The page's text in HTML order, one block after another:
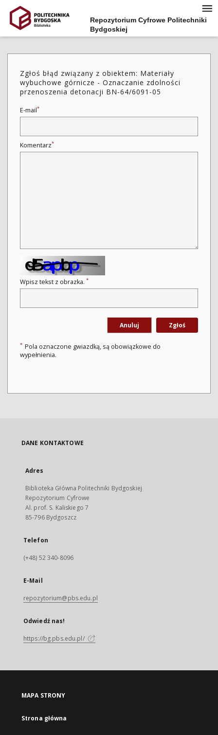
Repozytorium Cyfrowe Politechniki
Bydgoskiej
Zgłoś błąd związany z obiektem: Materiały
wybuchowe górnicze - Oznaczanie zdolności
przenoszenia detonacji BN-64/6091-05
E-mail*
Komentarz*
Wpisz tekst z obrazka. *
Anuluj Zgłoś
* Pola oznaczone gwiazdką, są obowiązkowe do
wypełnienia.
DANE KONTAKTOWE
Adres
Biblioteka Główna Politechniki Bydgoskiej
Repozytorium Cyfrowe
Al. prof. S. Kaliskiego 7
85-796 Bydgoszcz
Telefon
(+48) 52 340-8096
E-Mail
repozytorium@pbs.edu.pl
Odwiedź nas!
https://bg.pbs.edu.pl/
MAPA STRONY
Strona główna